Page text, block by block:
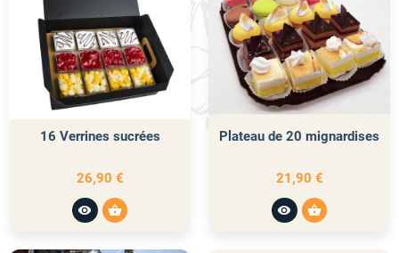
16 Verrines sucrées
26,90 €
visibility shopping_basket
Plateau de 20 mignardises
21,90 €
visibility shopping_basket